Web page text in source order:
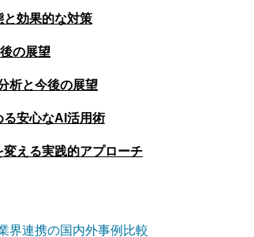
効果的な対策
の展望
析と今後の展望
安心なAI活用術
える実践的アプローチ
界連携の国内外事例比較